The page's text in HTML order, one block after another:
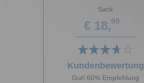
Sack
€ 18,99
Kundenbewertung
Gut! 60% Empfehlung